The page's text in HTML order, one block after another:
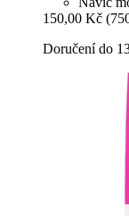
150,00 Kč
Doručení do